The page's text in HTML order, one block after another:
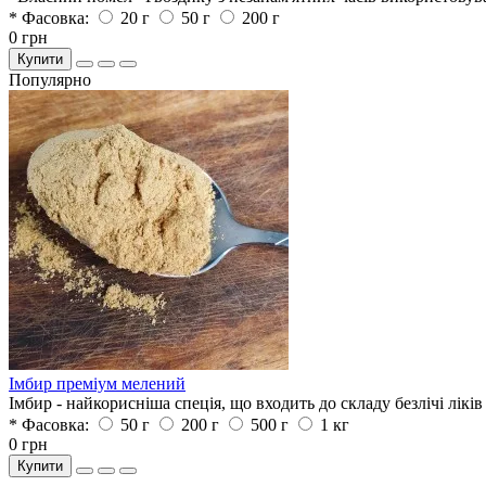
* Фасовка:
20 г 50 г
200 г
0 грн
Купити
Популярно
Імбир преміум мелений
Імбир - найкорисніша спеція, що входить до складу безлічі
* Фасовка:
50 г 200 г 500 г
1 кг
0 грн
Купити